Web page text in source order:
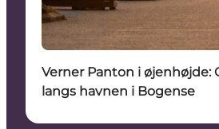
Verner Panton i øjenhøjde:
langs havnen i Bogense